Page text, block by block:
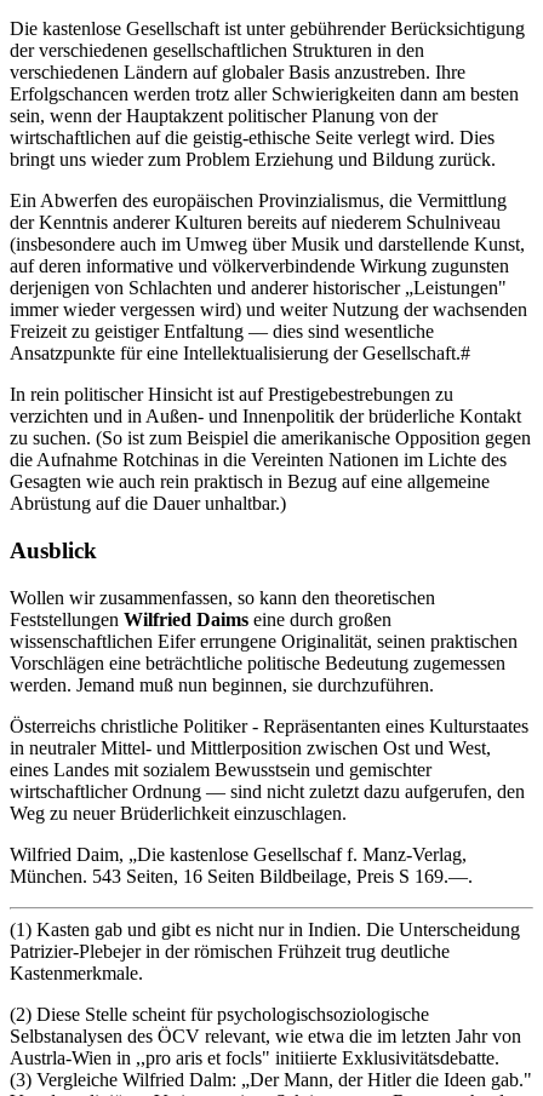
Die kastenlose Gesellschaft ist unter gebührender Berücksichtigung
der verschiedenen gesellschaftlichen Strukturen in den
verschiedenen Ländern auf globaler Basis anzustreben. Ihre
Erfolgschancen werden trotz aller Schwierigkeiten dann am besten
sein, wenn der Hauptakzent politischer Planung von der
wirtschaftlichen auf die geistig-ethische Seite verlegt wird. Dies
bringt uns wieder zum Problem Erziehung und Bildung zurück.
Ein Abwerfen des europäischen Provinzialismus, die Vermittlung
der Kenntnis anderer Kulturen bereits auf niederem Schulniveau
(insbesondere auch im Umweg über Musik und darstellende Kunst,
auf deren informative und völkerverbindende Wirkung zugunsten
derjenigen von Schlachten und anderer historischer „Leistungen"
immer wieder vergessen wird) und weiter Nutzung der wachsenden
Freizeit zu geistiger Entfaltung — dies sind wesentliche
Ansatzpunkte für eine Intellektualisierung der Gesellschaft.#
In rein politischer Hinsicht ist auf Prestigebestrebungen zu
verzichten und in Außen- und Innenpolitik der brüderliche Kontakt
zu suchen. (So ist zum Beispiel die amerikanische Opposition gegen
die Aufnahme Rotchinas in die Vereinten Nationen im Lichte des
Gesagten wie auch rein praktisch in Bezug auf eine allgemeine
Abrüstung auf die Dauer unhaltbar.)
Ausblick
Wollen wir zusammenfassen, so kann den theoretischen
Feststellungen Wilfried Daims eine durch großen
wissenschaftlichen Eifer errungene Originalität, seinen praktischen
Vorschlägen eine beträchtliche politische Bedeutung zugemessen
werden. Jemand muß nun beginnen, sie durchzuführen.
Österreichs christliche Politiker - Repräsentanten eines Kulturstaates
in neutraler Mittel- und Mittlerposition zwischen Ost und West,
eines Landes mit sozialem Bewusstsein und gemischter
wirtschaftlicher Ordnung — sind nicht zuletzt dazu aufgerufen, den
Weg zu neuer Brüderlichkeit einzuschlagen.
Wilfried Daim, „Die kastenlose Gesellschaf f. Manz-Verlag,
München. 543 Seiten, 16 Seiten Bildbeilage, Preis S 169.—.
(1) Kasten gab und gibt es nicht nur in Indien. Die Unterscheidung
Patrizier-Plebejer in der römischen Frühzeit trug deutliche
Kastenmerkmale.
(2) Diese Stelle scheint für psychologischsoziologische
Selbstanalysen des ÖCV relevant, wie etwa die im letzten Jahr von
Austrla-Wien in ,,pro aris et focls" initiierte Exklusivitätsdebatte.
(3) Vergleiche Wilfried Dalm: „Der Mann, der Hitler die Ideen gab."